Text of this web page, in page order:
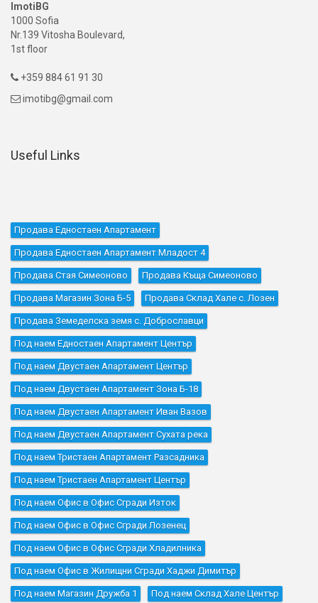
ImotiBG
1000 Sofia
Nr.139 Vitosha Boulevard,
1st floor
 +359 884 61 91 30
 imotibg@gmail.com
Useful Links
Продава Едностаен Апартамент
Продава Едностаен Апартамент Младост 4
Продава Стая Симеоново Продава Къщa Симеоново
Продава Магазин Зона Б-5 Продава Склад Хале с. Лозен
Продава Земеделска земя с. Доброславци
Под наем Едностаен Апартамент Център
Под наем Двустаен Апартамент Център
Под наем Двустаен Апартамент Зона Б-18
Под наем Двустаен Апартамент Иван Вазов
Под наем Двустаен Апартамент Сухата река
Под наем Тристаен Апартамент Разсадника
Под наем Тристаен Апартамент Център
Под наем Офис в Офис Сгради Изток
Под наем Офис в Офис Сгради Лозенец
Под наем Офис в Офис Сгради Хладилника
Под наем Офис в Жилищни Сгради Хаджи Димитър
Под наем Магазин Дружба 1 Под наем Склад Хале Център